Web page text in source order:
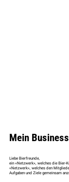
Mein
Liebe Bierfreunde,
ein «Netzwerk», welches die Bier-
«Netzwerk», welches den
Aufgaben und Ziele gemeinsam